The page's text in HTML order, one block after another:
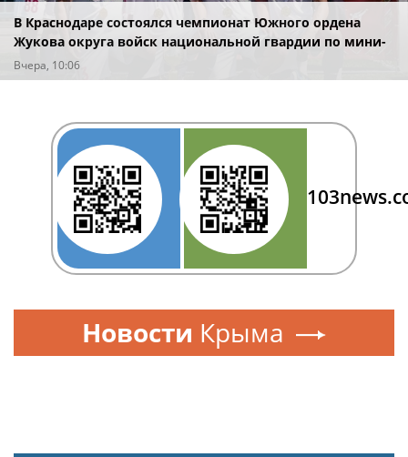
В Краснодаре состоялся чемпионат Южного ордена
Жукова округа войск национальной гвардии по мини-
футболу
Вчера, 10:06
Новости Крыма